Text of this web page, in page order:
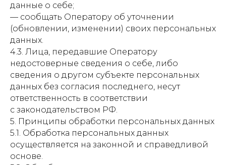
данные о себе;
— сообщать Оператору об уточнении
(обновлении, изменении) своих персональных
данных.
4.3. Лица, передавшие Оператору
недостоверные сведения о себе, либо
сведения о другом субъекте персональных
данных без согласия последнего, несут
ответственность в соответствии
с законодательством РФ.
5. Принципы обработки персональных данных
5.1. Обработка персональных данных
осуществляется на законной и справедливой
основе.